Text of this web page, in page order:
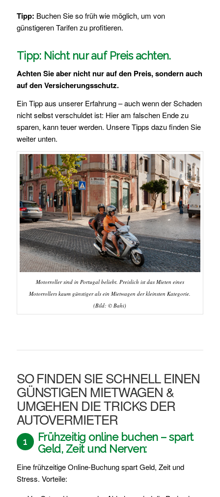
Tipp: Buchen Sie so früh wie möglich, um von
günstigeren Tarifen zu profitieren.
Tipp: Nicht nur auf Preis achten.
Achten Sie aber nicht nur auf den Preis, sondern auch
auf den Versicherungsschutz.
Ein Tipp aus unserer Erfahrung – auch wenn der Schaden
nicht selbst verschuldet ist: Hier am falschen Ende zu
sparen, kann teuer werden. Unsere Tipps dazu finden Sie
weiter unten.
Motorroller sind in Portugal beliebt. Preislich ist das Mieten eines
Motorrollers kaum günstiger als ein Mietwagen der kleinsten Kategorie.
(Bild: © Bahi)
SO FINDEN SIE SCHNELL EINEN
GÜNSTIGEN MIETWAGEN &
UMGEHEN DIE TRICKS DER
AUTOVERMIETER
1
Frühzeitig online buchen – spart
Geld, Zeit und Nerven:
Eine frühzeitige Online-Buchung spart Geld, Zeit und
Stress. Vorteile: